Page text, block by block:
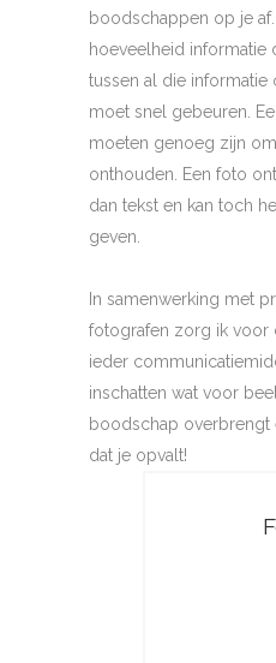
boodschappen op je
hoeveelheid informatie
tussen al die informatie
moet snel gebeuren.
moeten genoeg zijn
onthouden. Een foto
dan tekst en kan toch
geven.
In samenwerking met
fotografen zorg ik voor
ieder
inschatten wat voor
boodschap
dat je opvalt!